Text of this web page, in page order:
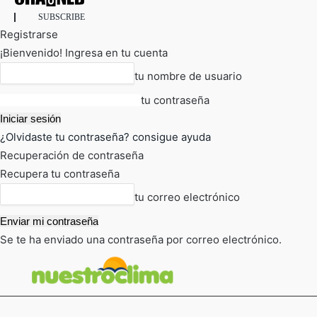
SUBSCRIBE
Registrarse
¡Bienvenido! Ingresa en tu cuenta
tu nombre de usuario
tu contraseña
¿Olvidaste tu contraseña? consigue ayuda
Recuperación de contraseña
Recupera tu contraseña
tu correo electrónico
Se te ha enviado una contraseña por correo electrónico.